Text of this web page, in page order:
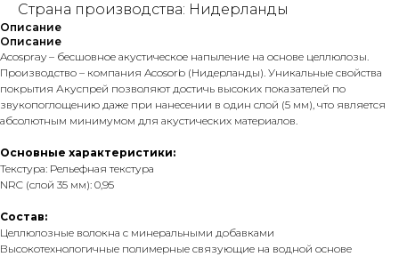
Страна производства: Нидерланды
Описание
Описание
Acospray – бесшовное акустическое напыление на основе целлюлозы.
Производство – компания Acosorb (Нидерланды). Уникальные свойства
покрытия Акуспрей позволяют достичь высоких показателей по
звукопоглощению даже при нанесении в один слой (5 мм), что является
абсолютным минимумом для акустических материалов.
Основные характеристики:
Текстура: Рельефная текстура
NRC (слой 35 мм): 0,95
Состав:
Целлюлозные волокна с минеральными добавками
Высокотехнологичные полимерные связующие на водной основе